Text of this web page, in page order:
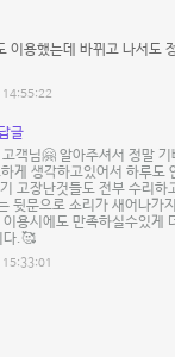
이용했는데 바뀌고 나서도
글
객님🤗 알아주셔서 정말
게 생각하고있어서 하루도
고장난것들도 전부 수리하
뒷문으로 소리가 새어나가
용시에도 만족하실수있게
다.🥰